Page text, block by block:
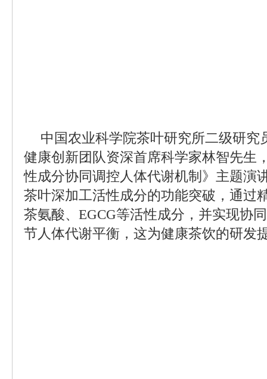
中国农业科学院茶叶研究所二级研究
健康创新团队资深首席科学家林智先生
性成分协同调控人体代谢机制》主题演
茶叶深加工活性成分的功能突破，通过
茶氨酸、EGCG等活性成分，并实现协
节人体代谢平衡，这为健康茶饮的研发